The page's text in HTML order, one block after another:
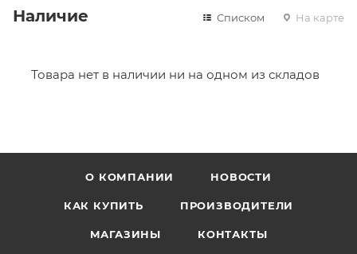
Наличие Списком На карте
Товара нет в наличии ни на одном из складов
О КОМПАНИИ НОВОСТИ
КАК КУПИТЬ ПРОИЗВОДИТЕЛИ
МАГАЗИНЫ КОНТАКТЫ